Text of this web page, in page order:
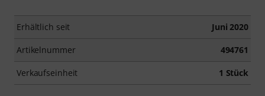
Erhältlich seit Juni 2020
Artikelnummer 494761
Verkaufseinheit 1 Stück